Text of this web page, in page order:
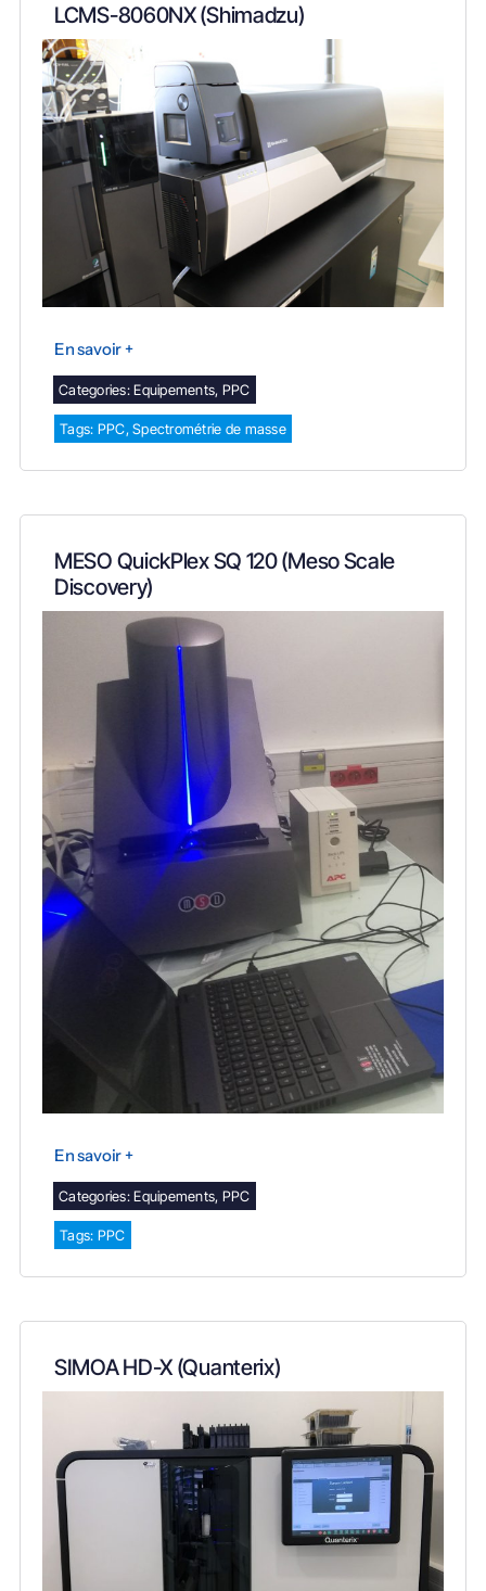
LCMS-8060NX (Shimadzu)
En savoir +
Categories:Equipements, PPC
Tags: PPC,Spectrométrie de masse
MESO QuickPlex SQ 120 (Meso Scale
Discovery)
En savoir +
Categories:Equipements, PPC
Tags: PPC
SIMOA HD-X (Quanterix)